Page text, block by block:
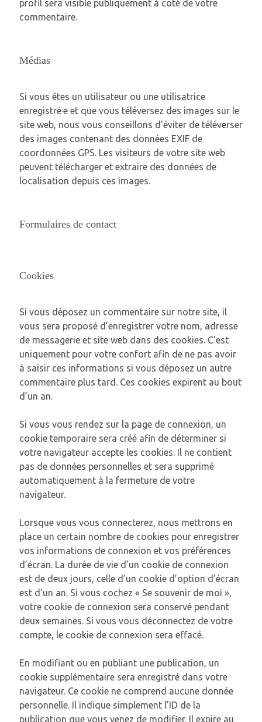
profil sera visible publiquement à coté de votre
commentaire.
Médias
Si vous êtes un utilisateur ou une utilisatrice
enregistré·e et que vous téléversez des images sur le
site web, nous vous conseillons d’éviter de téléverser
des images contenant des données EXIF de
coordonnées GPS. Les visiteurs de votre site web
peuvent télécharger et extraire des données de
localisation depuis ces images.
Formulaires de contact
Cookies
Si vous déposez un commentaire sur notre site, il
vous sera proposé d’enregistrer votre nom, adresse
de messagerie et site web dans des cookies. C’est
uniquement pour votre confort afin de ne pas avoir
à saisir ces informations si vous déposez un autre
commentaire plus tard. Ces cookies expirent au bout
d’un an.
Si vous vous rendez sur la page de connexion, un
cookie temporaire sera créé afin de déterminer si
votre navigateur accepte les cookies. Il ne contient
pas de données personnelles et sera supprimé
automatiquement à la fermeture de votre
navigateur.
Lorsque vous vous connecterez, nous mettrons en
place un certain nombre de cookies pour enregistrer
vos informations de connexion et vos préférences
d’écran. La durée de vie d’un cookie de connexion
est de deux jours, celle d’un cookie d’option d’écran
est d’un an. Si vous cochez « Se souvenir de moi »,
votre cookie de connexion sera conservé pendant
deux semaines. Si vous vous déconnectez de votre
compte, le cookie de connexion sera effacé.
En modifiant ou en publiant une publication, un
cookie supplémentaire sera enregistré dans votre
navigateur. Ce cookie ne comprend aucune donnée
personnelle. Il indique simplement l’ID de la
publication que vous venez de modifier. Il expire au